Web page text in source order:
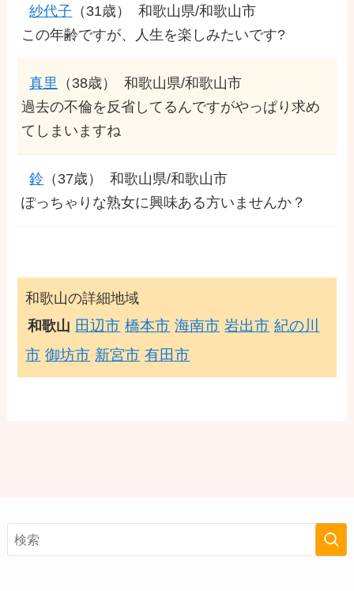
紗代子 （31歳）
和歌山県/和歌山市
この年齢ですが、人生を楽しみたいです?
真里 （38歳）
和歌山県/和歌山市
過去の不倫を反省してるんですがやっぱり求め
てしまいますね
鈴 （37歳）
和歌山県/和歌山市
ぽっちゃりな熟女に興味ある方いませんか？
和歌山の詳細地域
和歌山 田辺市 橋本市 海南市 岩出市 紀の川
市 御坊市 新宮市 有田市